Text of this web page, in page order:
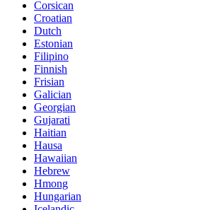
Corsican
Croatian
Dutch
Estonian
Filipino
Finnish
Frisian
Galician
Georgian
Gujarati
Haitian
Hausa
Hawaiian
Hebrew
Hmong
Hungarian